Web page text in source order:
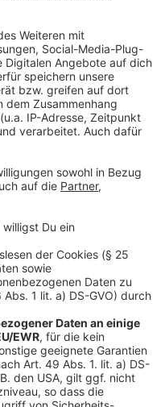
die den
Wie
diskutiert, wenn der
hinterlassen
in Schlebusch